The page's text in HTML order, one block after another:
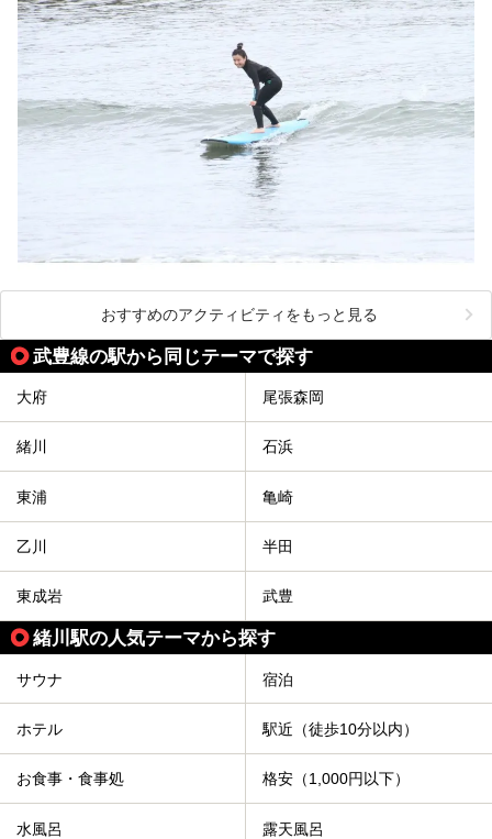
おすすめのアクティビティをもっと見る
武豊線の駅から同じテーマで探す
大府 尾張森岡
緒川 石浜
東浦 亀崎
乙川 半田
東成岩 武豊
緒川駅の人気テーマから探す
サウナ 宿泊
ホテル 駅近（徒歩10分以内）
お食事・食事処 格安（1,000円以下）
水風呂 露天風呂